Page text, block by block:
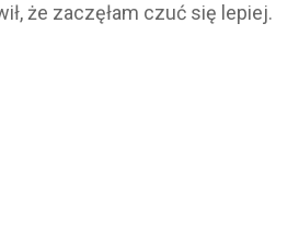
że zaczęłam czuć się lepiej.